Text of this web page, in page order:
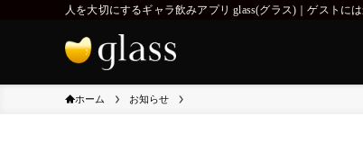
人を大切にするギャラ飲みアプリ glass(グラス)｜ゲスト
ホーム お知らせ